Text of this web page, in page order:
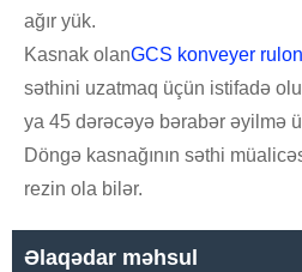
ağır yük.
Kasnak olanGCS konveyer rulon
səthini uzatmaq üçün istifadə
ya 45 dərəcəyə bərabər əyilmə
Döngə kasnağının səthi
rezin ola bilər.
Əlaqədar məhsul